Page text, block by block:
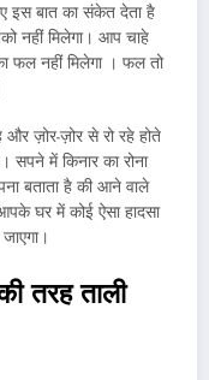
इस बात का संकेत देता है
नहीं मिलेगा। आप चाहे
फल नहीं मिलेगा । फल तो
ज़ोर-ज़ोर से रो रहे होते
सपने में किनार का रोना
बताता है की आने वाले
घर में कोई ऐसा हादसा
तरह ताली